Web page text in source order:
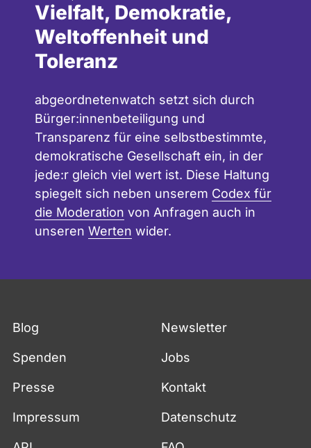
Vielfalt, Demokratie,
Weltoffenheit und
Toleranz
abgeordnetenwatch setzt sich durch
Bürger:innenbeteiligung und
Transparenz für eine selbstbestimmte,
demokratische Gesellschaft ein, in der
jede:r gleich viel wert ist. Diese Haltung
spiegelt sich neben unserem Codex für
die Moderation von Anfragen auch in
unseren Werten wider.
Fußzeile
Blog Newsletter
Spenden Jobs
Presse Kontakt
Impressum Datenschutz